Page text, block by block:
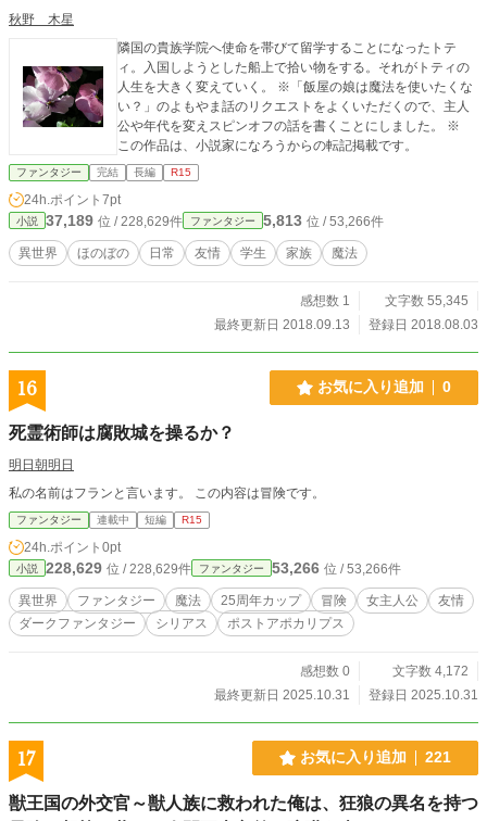
秋野 木星
隣国の貴族学院へ使命を帯びて留学することになったトテ
ィ。入国しようとした船上で拾い物をする。それがトティの
人生を大きく変えていく。 ※「飯屋の娘は魔法を使いたくな
い？」のよもやま話のリクエストをよくいただくので、主人
公や年代を変えスピンオフの話を書くことにしました。 ※
この作品は、小説家になろうからの転記掲載です。
ファンタジー 完結 長編 R15
24h.ポイント 7pt
小説 37,189 位 / 228,629件 ファンタジー 5,813 位 / 53,266件
異世界 ほのぼの 日常 友情 学生 家族 魔法
感想数 1
文字数 55,345
最終更新日 2018.09.13
登録日 2018.08.03
16 お気に入り追加 0
死霊術師は腐敗城を操るか？
明日朝明日
私の名前はフランと言います。 この内容は冒険です。
ファンタジー 連載中 短編 R15
24h.ポイント 0pt
小説 228,629 位 / 228,629件 ファンタジー 53,266 位 / 53,266件
異世界 ファンタジー 魔法 25周年カップ 冒険 女主人公
友情
ダークファンタジー
シリアス ポストアポカリプス
感想数 0
文字数 4,172
最終更新日 2025.10.31
登録日 2025.10.31
17 お気に入り追加 221
獣王国の外交官～獣人族に救われた俺は、狂狼の異名を持つ